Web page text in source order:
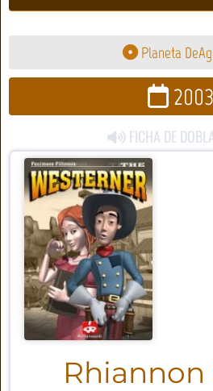
Planeta
2003
FICHA DE
Rhiannon